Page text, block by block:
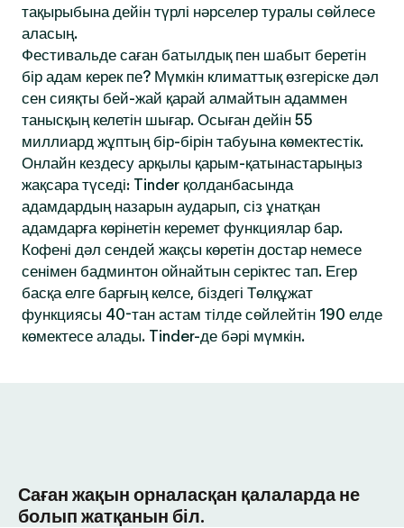
тақырыбына дейін түрлі нәрселер туралы сөйлесе
аласың.
Фестивальде саған батылдық пен шабыт беретін
бір адам керек пе? Мүмкін климаттық өзгеріске дәл
сен сияқты бей-жай қарай алмайтын адаммен
танысқың келетін шығар. Осыған дейін 55
миллиард жұптың бір-бірін табуына көмектестік.
Онлайн кездесу арқылы қарым-қатынастарыңыз
жақсара түседі: Tinder қолданбасында
адамдардың назарын аударып, сіз ұнатқан
адамдарға көрінетін керемет функциялар бар.
Кофені дәл сендей жақсы көретін достар немесе
сенімен бадминтон ойнайтын серіктес тап. Егер
басқа елге барғың келсе, біздегі Төлқұжат
функциясы 40-тан астам тілде сөйлейтін 190 елде
көмектесе алады. Tinder-де бәрі мүмкін.
Саған жақын орналасқан қалаларда не
болып жатқанын біл.